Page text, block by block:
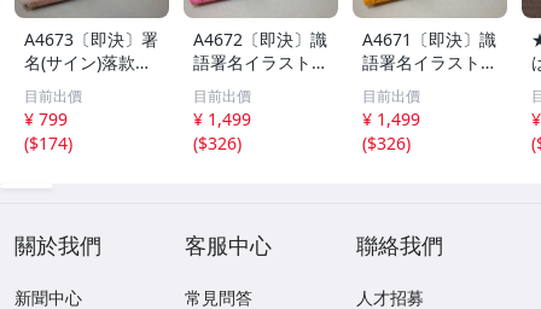
A4673〔即決〕署
名(サイン)落款
『草々不一』朝井
まかて(講談社)20
18年初版・帯
〔並/多少の痛み
目前出價
¥ 799
($174)
A4672〔即決〕識
語署名イラスト落
款『むかしむかし
あるところに、死
体があってもめで
たしめでたし』青
目前出價
¥ 1,499
($326)
A4671〔即決〕識
語署名イラスト落
款『赤ずきん、ピ
ノキオ拾って死体
と出会う。』青柳
碧人(双葉社)2022
目前出價
¥ 1,499
($326)
(
關於我們
新聞中心
客服中心
常見問答
聯絡我們
人才招募